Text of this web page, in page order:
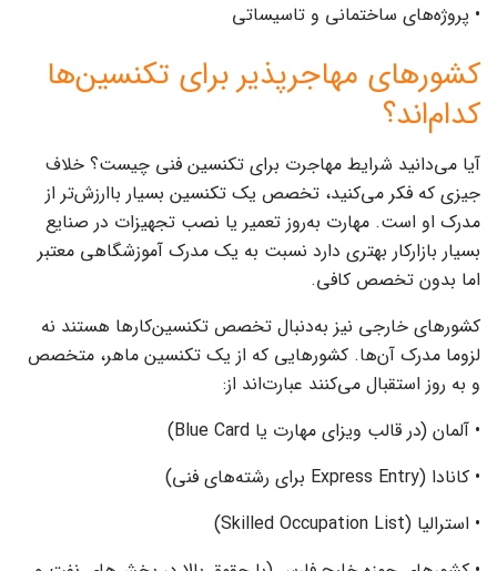
• پروژه‌های ساختمانی و تاسیساتی
کشورهای مهاجرپذیر برای تکنسین‌ها
کدام‌اند؟
آیا می‌دانید شرایط مهاجرت برای تکنسین فنی چیست؟ خلاف
جیزی که فکر می‌کنید، تخصص یک تکنسین بسیار باارزش‌تر از
مدرک او است‌. مهارت به‌روز تعمیر یا نصب تجهیزات در صنایع
بسیار بازارکار بهتری دارد نسبت به یک مدرک آموزشگاهی معتبر
اما بدون تخصص کافی.
کشورهای خارجی نیز به‌دنبال تخصص تکنسین‌‌کارها هستند نه
لزوما مدرک آن‌ها. کشورهایی که از یک تکنسین ماهر، متخصص
و به روز استقبال می‌کنند عبارت‌اند از:
• آلمان (در قالب ویزای مهارت یا Blue Card)
• کانادا (Express Entry برای رشته‌های فنی)
• استرالیا (Skilled Occupation List)